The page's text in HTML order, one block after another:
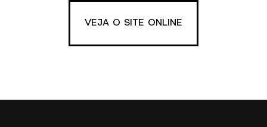
VEJA O SITE ONLINE